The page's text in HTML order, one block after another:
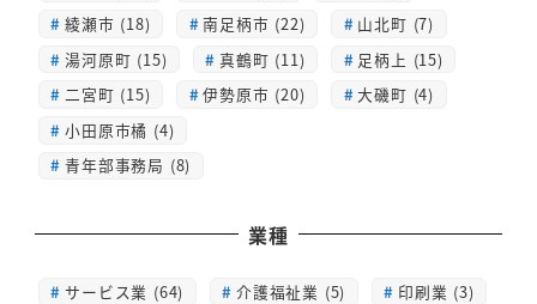
綾瀬市 (18)
南足柄市 (22)
山北町 (7)
湯河原町 (15)
真鶴町 (11)
足柄上 (15)
二宮町 (15)
伊勢原市 (20)
大磯町 (4)
小田原市橘 (4)
青年部事務局 (8)
業種
サービス業 (64) 介護福祉業 (5)
印刷業 (3)